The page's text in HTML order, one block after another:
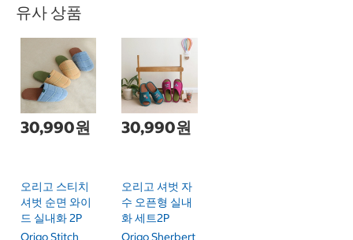
유사 상품
30,990원
오리고 스티치
셔벗 순면 와이
드 실내화 2P
Origo Stitch
30,990원
오리고 셔벗 자
수 오픈형 실내
화 세트2P
Origo Sherbert